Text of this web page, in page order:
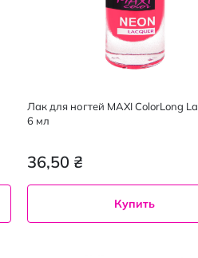
Лак для ногтей MAXI ColorLong
6 мл
36,50 ₴
Купить